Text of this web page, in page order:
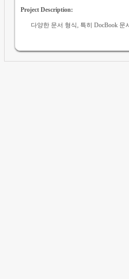
Project Description:
다양한 문서 형식, 특히 DocBook